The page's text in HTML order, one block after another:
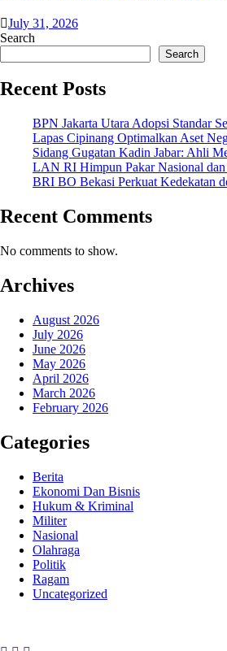
July 31, 2026
Search
Search
Recent Posts
BPN Jakarta Utara Adopsi Standar
Lapas Cipinang Optimalkan Aset
Sidang Gugatan Kadin Jabar: Ahli
LAN RI Himpun Pakar Nasional dan
BRI BO Bekasi Perkuat Kedekatan
Recent Comments
No comments to show.
Archives
August 2026
July 2026
June 2026
May 2026
April 2026
March 2026
February 2026
Categories
Berita
Ekonomi Dan Bisnis
Hukum & Kriminal
Militer
Nasional
Olahraga
Politik
Ragam
Uncategorized